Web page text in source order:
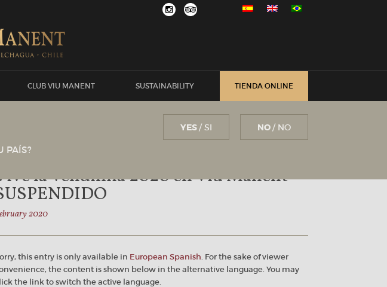
CLUB VIU MANENT SUSTAINABILITY TIENDA ONLINE
la Vendimia 2020 en Viu Manent –
2020
this entry is only available in European Spanish. For the sake of viewer
the content is shown below in the alternative language. You may
the link to switch the active language.
PAÍS?
YES / SI NO / NO